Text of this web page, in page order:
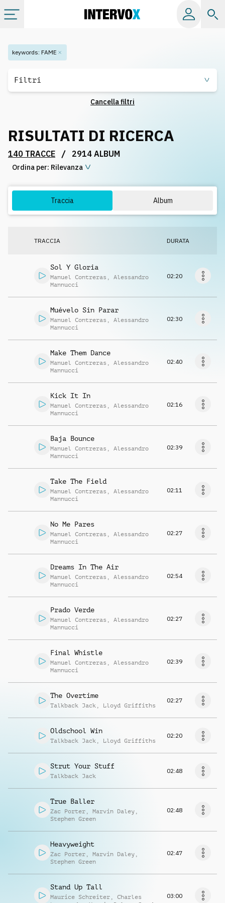
Categorie
Playlist
Licenze
keywords: FAME
Filtri
Cancella filtri
RISULTATI DI RICERCA
140 TRACCE / 2914 ALBUM
Ordina per: Rilevanza
Traccia Album
TRACCIA DURATA
Sol Y Gloria
Manuel Contreras , Alessandro
Mannucci
02:20
Muévelo Sin Parar
Manuel Contreras , Alessandro
Mannucci
02:30
Make Them Dance
Manuel Contreras , Alessandro
Mannucci
02:40
Kick It In
Manuel Contreras , Alessandro
Mannucci
02:16
Baja Bounce
Manuel Contreras , Alessandro
Mannucci
02:39
Take The Field
Manuel Contreras , Alessandro
Mannucci
02:11
No Me Pares
Manuel Contreras , Alessandro
Mannucci
02:27
Dreams In The Air
Manuel Contreras , Alessandro
Mannucci
02:54
Prado Verde
Manuel Contreras , Alessandro
Mannucci
02:27
Final Whistle
Manuel Contreras , Alessandro
Mannucci
02:39
The Overtime
Talkback Jack , Lloyd Griffiths
02:27
Oldschool Win
Talkback Jack , Lloyd Griffiths
02:20
Strut Your Stuff
Talkback Jack
02:48
True Baller
Zac Porter , Marvin Daley ,
Stephen Green
02:48
Heavyweight
Zac Porter , Marvin Daley ,
Stephen Green
02:47
Stand Up Tall
Maurice Schreiter , Charles
03:00